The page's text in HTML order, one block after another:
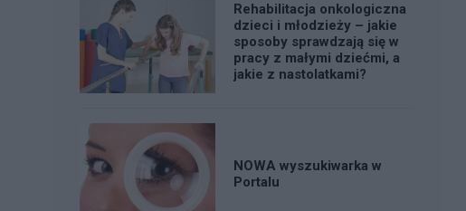
Rehabilitacja onkologiczna
dzieci i młodzieży – jakie
sposoby sprawdzają się w
pracy z małymi dziećmi, a
jakie z nastolatkami?
NOWA wyszukiwarka w
Portalu